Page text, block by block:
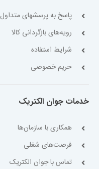
پاسخ به پرسشهای متداول
رویه‌های بازگردانی کالا
شرایط استفاده
حریم خصوصی
خدمات جوان الکتریک
همکاری با سازمان‌ها
فرصت‌های شغلی
تماس با جوان الکتریک